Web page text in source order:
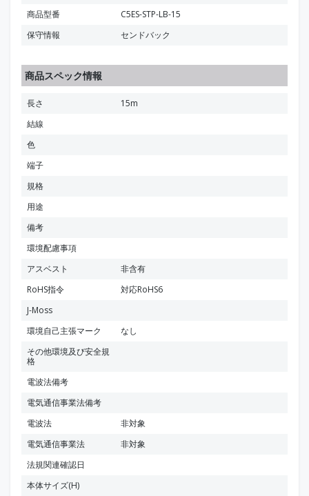
商品型番
C5ES-STP-LB-15
保守情報
センドバック
商品スペック情報
長さ
15m
結線
色
端子
規格
用途
備考
環境配慮事項
アスベスト
非含有
RoHS指令
対応RoHS6
J-Moss
環境自己主張マーク
なし
その他環境及び安全規
格
電波法備考
電気通信事業法備考
電波法
非対象
電気通信事業法
非対象
法規関連確認日
本体サイズ(H)